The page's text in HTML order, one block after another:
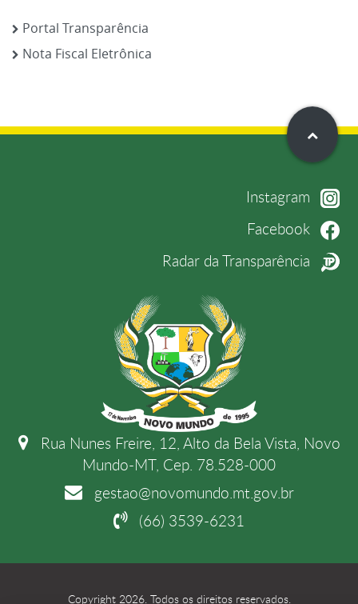
Portal Transparência
Nota Fiscal Eletrônica
Instagram
Facebook
Radar da Transparência
Rua Nunes Freire, 12, Alto da Bela Vista, Novo
Mundo-MT, Cep. 78.528-000
gestao@novomundo.mt.gov.br
(66) 3539-6231
Copyright 2026. Todos os direitos reservados.